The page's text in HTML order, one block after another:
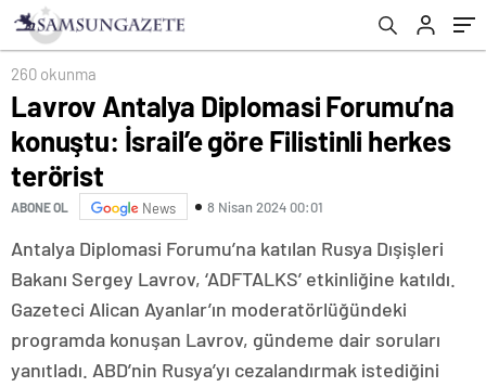
terörist
260 okunma
Lavrov Antalya Diplomasi Forumu’na
konuştu: İsrail’e göre Filistinli herkes
terörist
ABONE OL News 8 Nisan 2024 00:01
Antalya Diplomasi Forumu’na katılan Rusya Dışişleri
Bakanı Sergey Lavrov, ‘ADFTALKS’ etkinliğine katıldı.
Gazeteci Alican Ayanlar’ın moderatörlüğündeki
programda konuşan Lavrov, gündeme dair soruları
yanıtladı. ABD’nin Rusya’yı cezalandırmak istediğini